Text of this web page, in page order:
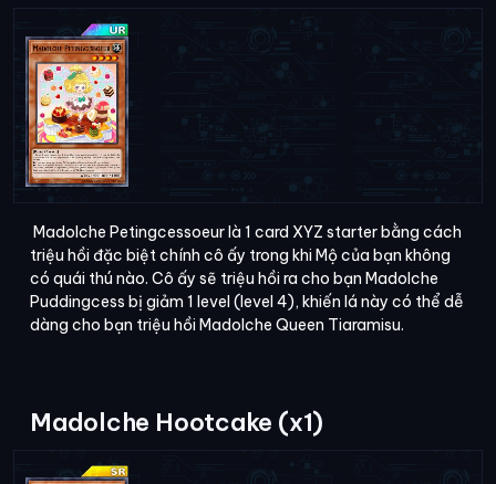
Madolche Petingcessoeur là 1 card XYZ starter bằng cách
triệu hồi đặc biệt chính cô ấy trong khi Mộ của bạn không
có quái thú nào. Cô ấy sẽ triệu hồi ra cho bạn Madolche
Puddingcess bị giảm 1 level (level 4), khiến lá này có thể dễ
dàng cho bạn triệu hồi Madolche Queen Tiaramisu.
Madolche Hootcake (x1)